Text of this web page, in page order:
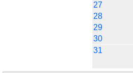
27
28
29
30
31